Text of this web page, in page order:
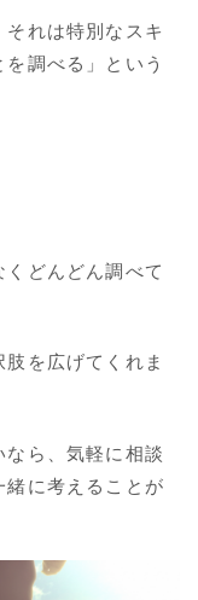
れは特別なスキ
調べる」という
どんどん調べて
を広げてくれま
なら、気軽に相談
緒に考えることが